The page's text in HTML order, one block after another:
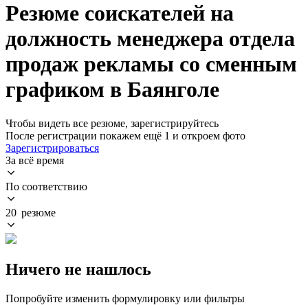
Резюме соискателей на
должность менеджера отдела
продаж рекламы со сменным
графиком в Баянголе
Чтобы видеть все резюме, зарегистрируйтесь
После регистрации покажем ещё 1 и откроем фото
Зарегистрироваться
За всё время
По соответствию
20 резюме
Ничего не нашлось
Попробуйте изменить формулировку или фильтры